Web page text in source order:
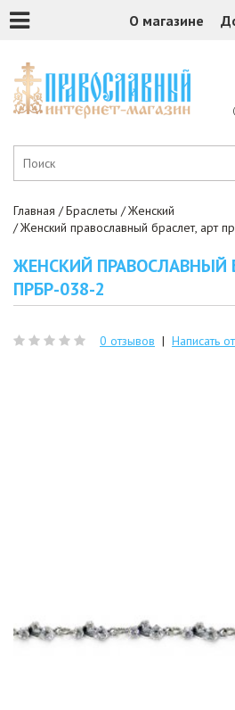
О магазине
Главная Браслеты
Женский
Женский православный браслет, арт
ЖЕНСКИЙ ПРАВОСЛАВНЫЙ
ПРБР-038-2
0 отзывов | Написать